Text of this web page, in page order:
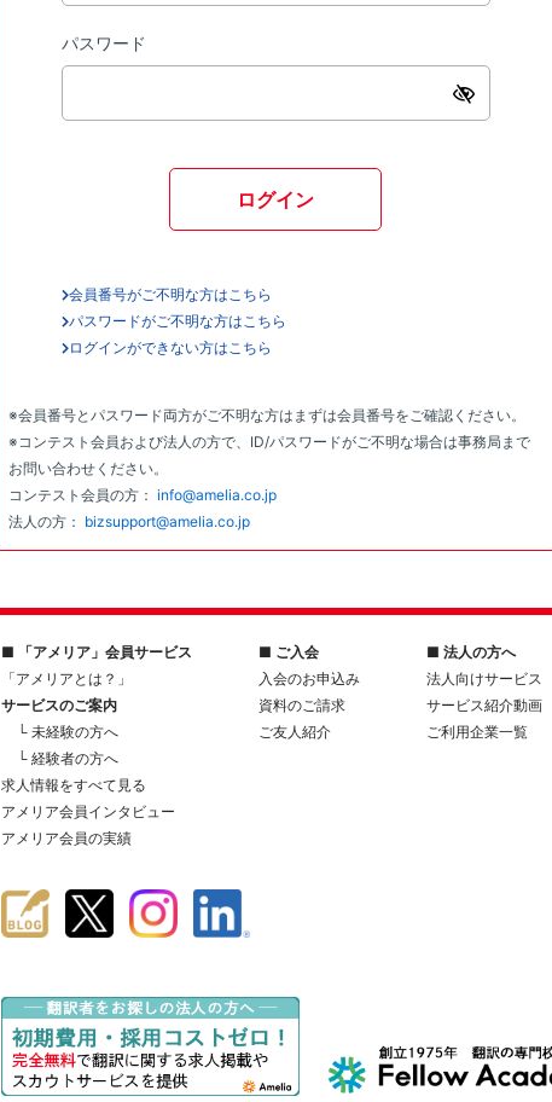
パスワード
ログイン
会員番号がご不明な方はこちら
パスワードがご不明な方はこちら
ログインができない方はこちら
※会員番号とパスワード両方がご不明な方はまずは会員番号をご確認ください。
※コンテスト会員および法人の方で、ID/パスワードがご不明な場合は事務局まで
お問い合わせください。
コンテスト会員の方： info@amelia.co.jp
法人の方： bizsupport@amelia.co.jp
■ 「アメリア」会員サービス
「アメリアとは？」
サービスのご案内
└ 未経験の方へ
└ 経験者の方へ
求人情報をすべて見る
アメリア会員インタビュー
アメリア会員の実績
■ ご入会
入会のお申込み
資料のご請求
ご友人紹介
■ 法人の方へ
法人向けサービス
サービス紹介動画
ご利用企業一覧